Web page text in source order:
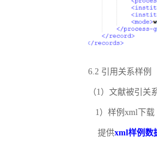
6.2 引用关系样例
（1）文献被引关
1）样例xml下载
提供xml样例数